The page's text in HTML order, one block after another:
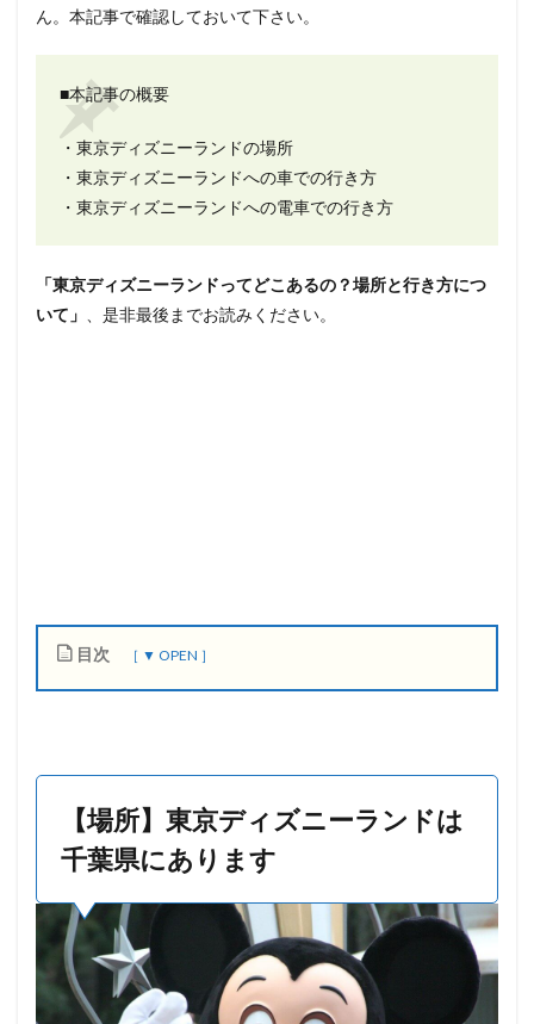
ん。本記事で確認しておいて下さい。
■本記事の概要
・東京ディズニーランドの場所
・東京ディズニーランドへの車での行き方
・東京ディズニーランドへの電車での行き方
「東京ディズニーランドってどこあるの？場所と行き方につ
いて」
、是非最後までお読みください。
目次
所
デ
ズ
ニ
ー
ラ
ン
ド
【場所】 東京ディズニーランドは
千葉県にあります